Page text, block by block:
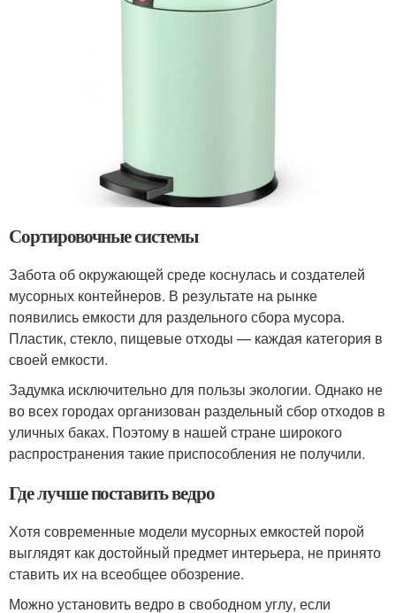
Сортировочные системы
Забота об окружающей среде коснулась и создателей
мусорных контейнеров. В результате на рынке
появились емкости для раздельного сбора мусора.
Пластик, стекло, пищевые отходы — каждая категория в
своей емкости.
Задумка исключительно для пользы экологии. Однако не
во всех городах организован раздельный сбор отходов в
уличных баках. Поэтому в нашей стране широкого
распространения такие приспособления не получили.
Где лучше поставить ведро
Хотя современные модели мусорных емкостей порой
выглядят как достойный предмет интерьера, не принято
ставить их на всеобщее обозрение.
Можно установить ведро в свободном углу, если